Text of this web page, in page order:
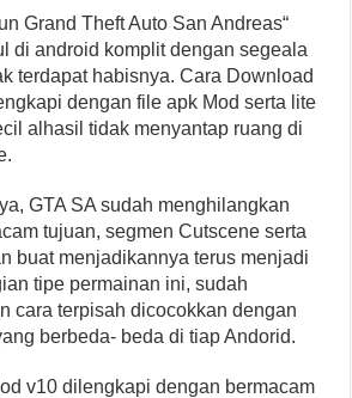
Grand Theft Auto San Andreas“
di android komplit dengan segeala
terdapat habisnya. Cara Download
dengan file apk Mod serta lite
alhasil tidak menyantap ruang di
GTA SA sudah menghilangkan
tujuan, segmen Cutscene serta
buat menjadikannya terus menjadi
tipe permainan ini, sudah
cara terpisah dicocokkan dengan
berbeda- beda di tiap Andorid.
v10 dilengkapi dengan bermacam